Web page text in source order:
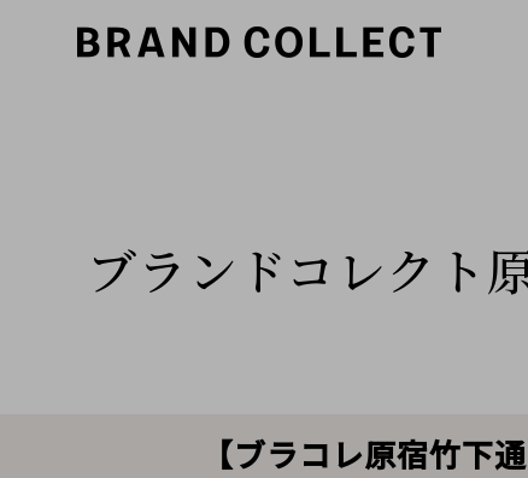
ブランドコレクト
【ブラコレ原宿竹下